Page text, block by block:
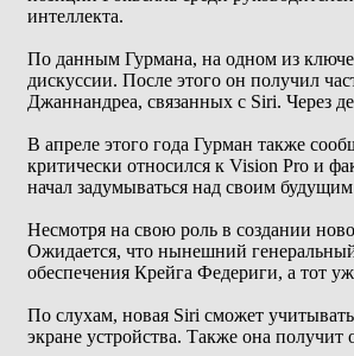
интеллекта.
По данным Гурмана, на одном из
дискуссии. После этого он получил
Джаннандреа, связанных с Siri. Через
В апреле этого года Гурман также
критически относился к Vision Pro и
начал задумываться над своим
Несмотря на свою роль в создании
Ожидается, что нынешний
обеспечения Крейга Федериги, а тот
По слухам, новая Siri сможет
экране устройства. Также она